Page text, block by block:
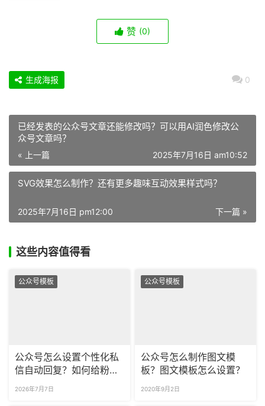
赞 (0)
0
生成海报
已经发表的公众号文章还能修改吗？可以用AI润色修改公
众号文章吗？
« 上一篇 2025年7月16日 am10:52
SVG效果怎么制作？还有更多趣味互动效果样式吗？
下一篇 »
2025年7月16日 pm12:00
这些内容值得看
公众号模板
公众号怎么设置个性化私
信自动回复？如何给粉丝
2026年7月7日
公众号模板
公众号怎么制作图文模
板？图文模板怎么设置？
2020年9月2日